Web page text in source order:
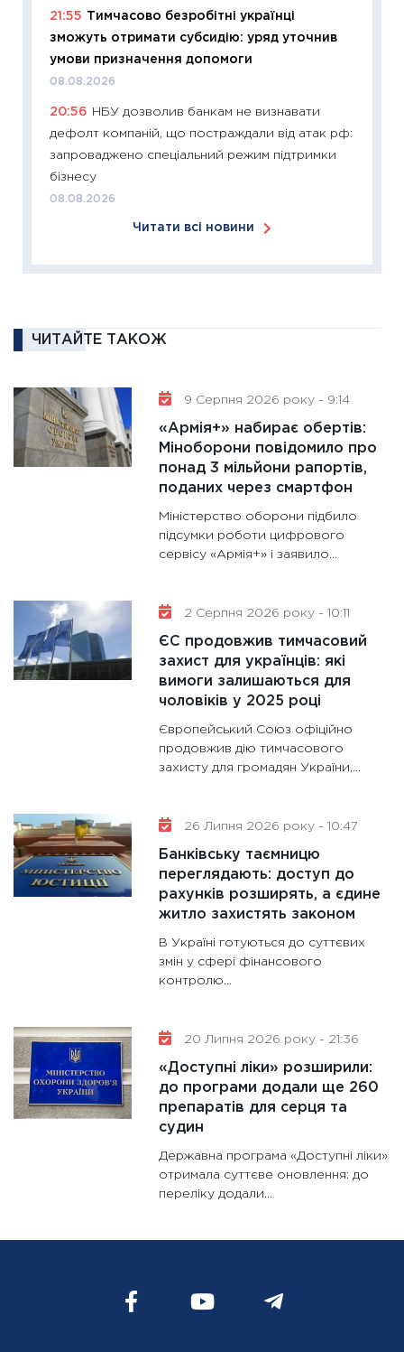
21:55 Тимчасово безробітні українці
зможуть отримати субсидію: уряд уточнив
умови призначення допомоги
08.08.2026
20:56
НБУ дозволив банкам не визнавати
дефолт компаній, що постраждали від атак рф:
запроваджено спеціальний режим підтримки
бізнесу
08.08.2026
Читати всі новини
ЧИТАЙТЕ ТАКОЖ
9 Серпня 2026 року - 9:14
«Армія+» набирає обертів:
Міноборони повідомило про
понад 3 мільйони рапортів,
поданих через смартфон
Міністерство оборони підбило
підсумки роботи цифрового
сервісу «Армія+» і заявило...
2 Серпня 2026 року - 10:11
ЄС продовжив тимчасовий
захист для українців: які
вимоги залишаються для
чоловіків у 2025 році
Європейський Союз офіційно
продовжив дію тимчасового
захисту для громадян України,...
26 Липня 2026 року - 10:47
Банківську таємницю
переглядають: доступ до
рахунків розширять, а єдине
житло захистять законом
В Україні готуються до суттєвих
змін у сфері фінансового
контролю...
20 Липня 2026 року - 21:36
«Доступні ліки» розширили:
до програми додали ще 260
препаратів для серця та
судин
Державна програма «Доступні ліки»
отримала суттєве оновлення: до
переліку додали...